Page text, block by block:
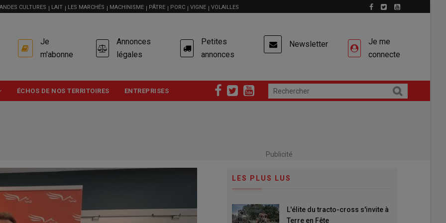
CULTURES LAIT LES MARCHÉS MACHINISME PÂTRE PORC VIGNE VOLAILLES
USER
ACCOUNT
MENU
Je
m'abonne
Annonces
légales
Petites
annonces
Newsletter
Je me
connecte
ÉCHOS DE NOS TERRITOIRES ENTREPRISES
Publicité
LES PLUS LUS
L'élite du tracto-cross s'invite à
Terre en Fête